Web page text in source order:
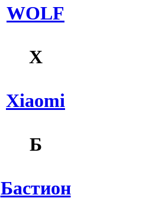
WOLF
X
Xiaomi
Б
Бастион